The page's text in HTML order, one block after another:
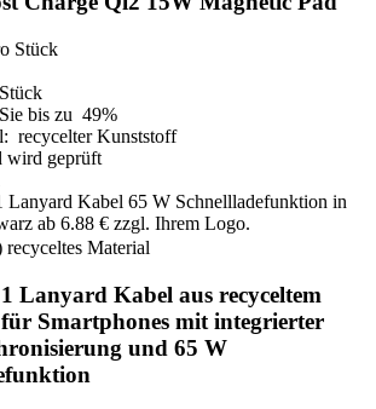
Stück
bis zu 49%
recycelter Kunststoff
wird geprüft
recyceltes Material
Lanyard Kabel aus recyceltem
Smartphones mit integrierter
und 65 W